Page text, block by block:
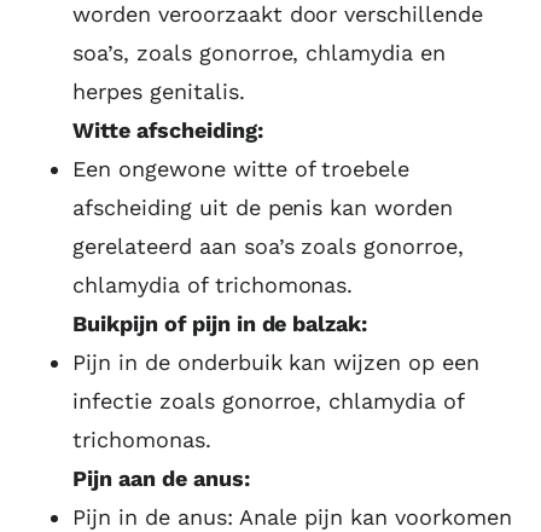
worden veroorzaakt door verschillende
soa’s, zoals gonorroe, chlamydia en
herpes genitalis.
Witte afscheiding:
Een ongewone witte of troebele
afscheiding uit de penis kan worden
gerelateerd aan soa’s zoals gonorroe,
chlamydia of trichomonas.
Buikpijn of pijn in de balzak:
Pijn in de onderbuik kan wijzen op een
infectie zoals gonorroe, chlamydia of
trichomonas.
Pijn aan de anus:
Pijn in de anus: Anale pijn kan voorkomen